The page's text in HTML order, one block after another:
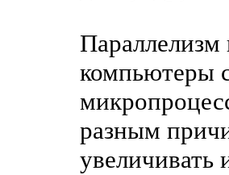
компьютеры
разным
увеличивать